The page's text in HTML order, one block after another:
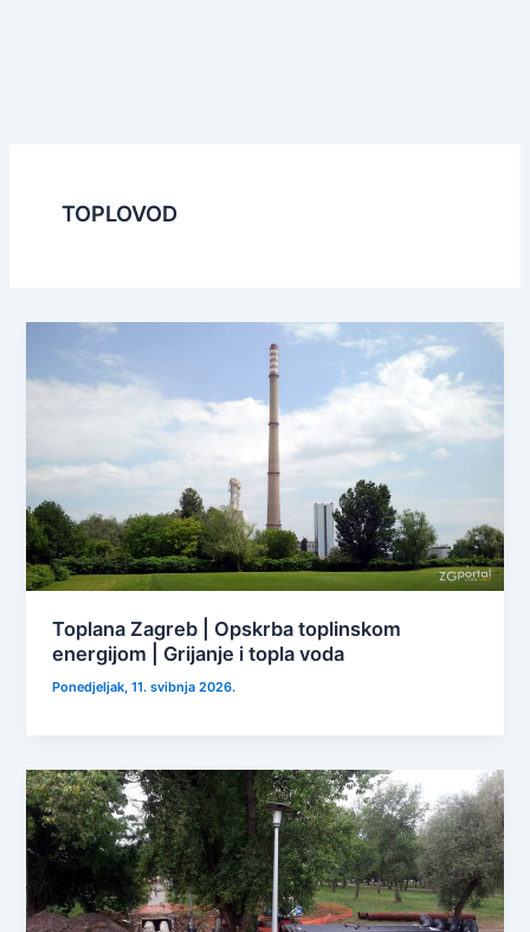
TOPLOVOD
Toplana Zagreb | Opskrba toplinskom
energijom | Grijanje i topla voda
Ponedjeljak, 11. svibnja 2026.